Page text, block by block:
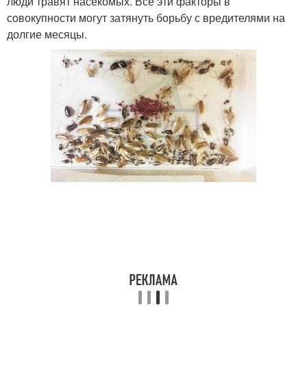
совокупности могут затянуть борьбу с вредителями на
долгие месяцы.